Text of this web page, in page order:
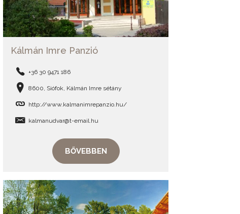
Kálmán Imre Panzió
+36 30 9471 186
8600, Siófok, Kálmán Imre sétány
http://www.kalmanimrepanzio.hu/
kalmanudvar@t-email.hu
BŐVEBBEN